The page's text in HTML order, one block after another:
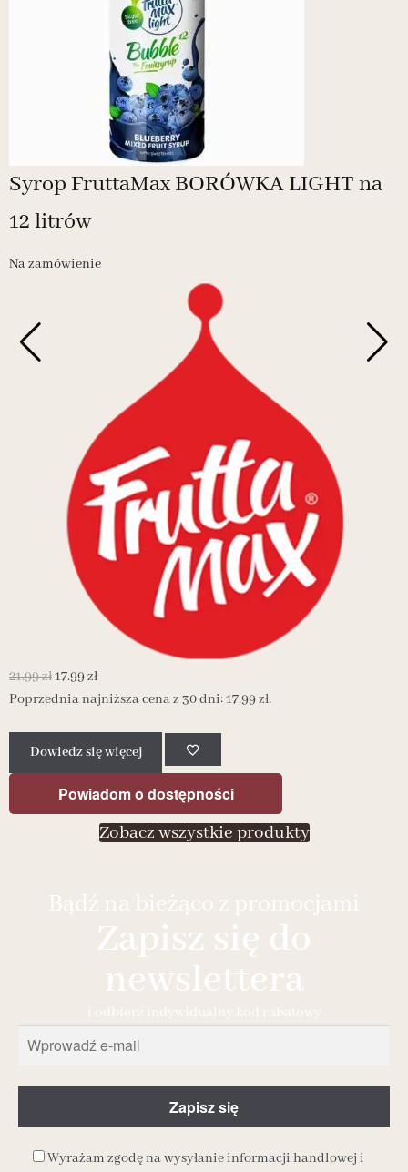
Syrop FruttaMax BORÓWKA LIGHT na
12 litrów
Na zamówienie
21.99zł17.99zł
Poprzednia najniższa cena z 30 dni:17.99zł.
Dowiedz się więcej
Powiadom o dostępności
Zobacz wszystkie produkty
Bądź na bieżąco z promocjami
Zapisz się do
newslettera
i odbierz indywidualny kod rabatowy
Wyrażam zgodę na wysyłanie informacji handlowej i